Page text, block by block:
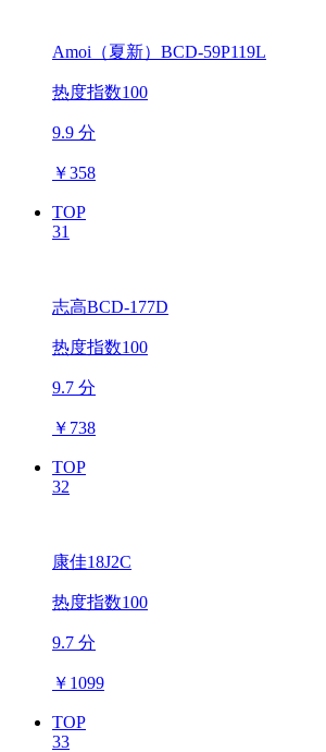
Amoi（夏新）BCD-59P119L
热度指数100
9.9 分
￥358
TOP
31
志高BCD-177D
热度指数100
9.7 分
￥ 738
TOP
32
康佳18J2C
热度指数100
9.7 分
￥ 1099
TOP
33